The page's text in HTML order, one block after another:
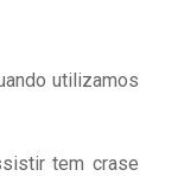
utilizamos
tem crase